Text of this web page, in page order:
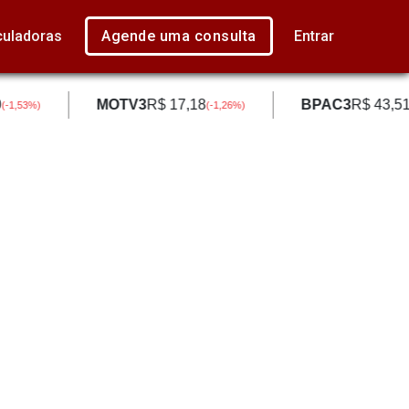
Agende uma consulta Entrar
-1,53%) MOTV3R$ 17,18(-1,26%) BPAC3R$ 43,51